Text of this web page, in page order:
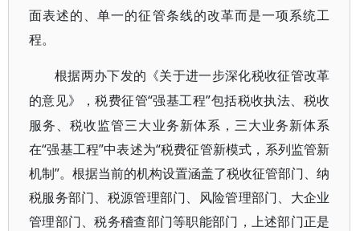
面表述的、单一的征管条线的改革而是一项系统工
程。
根据两办下发的《关于进一步深化税收征管改革
的意见》，税费征管“强基工程”包括税收执法、税收
服务、税收监管三大业务新体系，三大业务新体系
在“强基工程”中表述为“税费征管新模式，系列监管新
机制”。根据当前的机构设置涵盖了税收征管部门、纳
税服务部门、税源管理部门、风险管理部门、大企业
管理部门、税务稽查部门等职能部门，上述部门正是